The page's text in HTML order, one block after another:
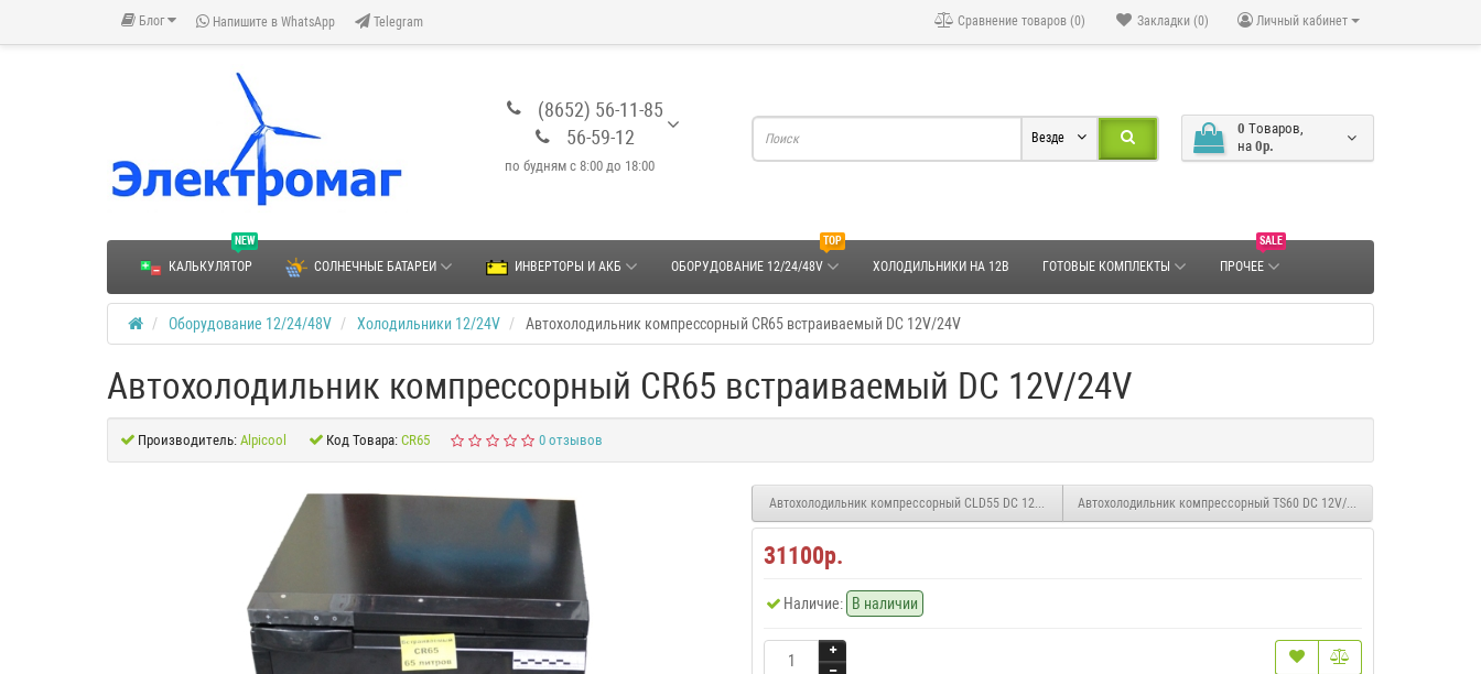
Блог Напишите в WhatsApp Telegram Личный кабинет
Закладки (0)
Сравнение товаров (0)
(8652) 56-11-85
56-59-12
по будням с 8:00 до 18:00
0 Tоваров,
на 0р.
Везде
NEW
КАЛЬКУЛЯТОР СОЛНЕЧНЫЕ БАТАРЕИ ИНВЕРТОРЫ И АКБ
TOP
ОБОРУДОВАНИЕ 12/24/48V ХОЛОДИЛЬНИКИ НА 12В ГОТОВЫЕ КОМПЛЕКТЫ
SALE
ПРОЧЕЕ
Оборудование 12/24/48V Холодильники 12/24V Автохолодильник компрессорный CR65 встраиваемый DC 12V/24V
Автохолодильник компрессорный CR65 встраиваемый DC 12V/24V
Производитель: Alpicool Код Товара: CR65 0 отзывов
Автохолодильник компрессорный CLD55 DC 12V/24V и AC 220VАвтохолодильник компрессорный TS60 DC 12V/24V и AC 220V
31100р.
Наличие: В наличии